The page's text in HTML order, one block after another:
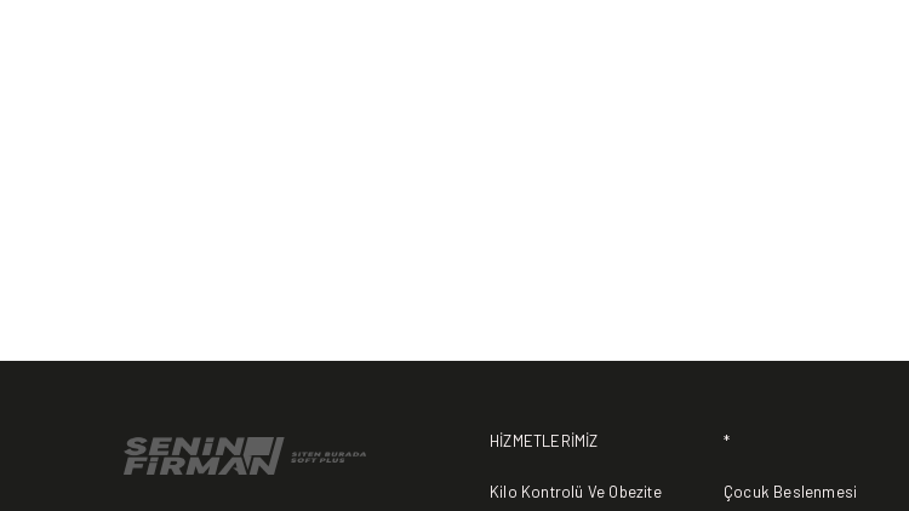
HİZMETLERİMİZ
Kilo Kontrolü Ve Obezite
*
Çocuk Beslenmesi